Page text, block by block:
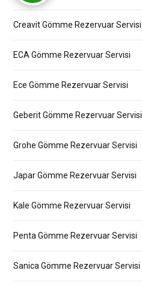
Creavit Gömme Rezervuar Servisi
ECA Gömme Rezervuar Servisi
Ece Gömme Rezervuar Servisi
Geberit Gömme Rezervuar Servisi
Grohe Gömme Rezervuar Servisi
Japar Gömme Rezervuar Servisi
Kale Gömme Rezervuar Servisi
Penta Gömme Rezervuar Servisi
Sanica Gömme Rezervuar Servisi